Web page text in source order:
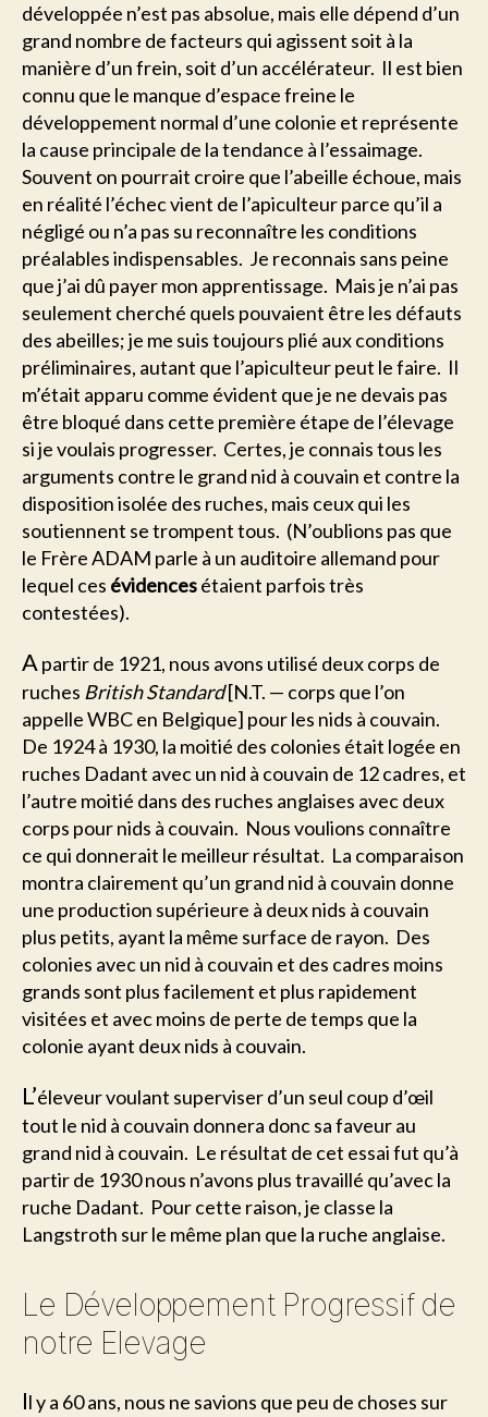
développée n’est pas absolue, mais elle dépend d’un
grand nombre de facteurs qui agissent soit à la
manière d’un frein, soit d’un accélérateur. Il est bien
connu que le manque d’espace freine le
développement normal d’une colonie et représente
la cause principale de la tendance à l’essaimage.
Souvent on pourrait croire que l’abeille échoue, mais
en réalité l’échec vient de l’apiculteur parce qu’il a
négligé ou n’a pas su reconnaître les conditions
préalables indispensables. Je reconnais sans peine
que j’ai dû payer mon apprentissage. Mais je n’ai pas
seulement cherché quels pouvaient être les défauts
des abeilles; je me suis toujours plié aux conditions
préliminaires, autant que l’apiculteur peut le faire. Il
m’était apparu comme évident que je ne devais pas
être bloqué dans cette première étape de l’élevage
si je voulais progresser. Certes, je connais tous les
arguments contre le grand nid à couvain et contre la
disposition isolée des ruches, mais ceux qui les
soutiennent se trompent tous. (N’oublions pas que
le Frère ADAM parle à un auditoire allemand pour
lequel ces évidencesétaient parfois très
contestées).
A partir de 1921, nous avons utilisé deux corps de
ruches British Standard[N.T. — corps que l’on
appelle WBC en Belgique] pour les nids à couvain.
De 1924 à 1930, la moitié des colonies était logée en
ruches Dadant avec un nid à couvain de 12 cadres, et
l’autre moitié dans des ruches anglaises avec deux
corps pour nids à couvain. Nous voulions connaître
ce qui donnerait le meilleur résultat. La comparaison
montra clairement qu’un grand nid à couvain donne
une production supérieure à deux nids à couvain
plus petits, ayant la même surface de rayon. Des
colonies avec un nid à couvain et des cadres moins
grands sont plus facilement et plus rapidement
visitées et avec moins de perte de temps que la
colonie ayant deux nids à couvain.
L’éleveur voulant superviser d’un seul coup d’œil
tout le nid à couvain donnera donc sa faveur au
grand nid à couvain. Le résultat de cet essai fut qu’à
partir de 1930 nous n’avons plus travaillé qu’avec la
ruche Dadant. Pour cette raison, je classe la
Langstroth sur le même plan que la ruche anglaise.
Le Développement Progressif de
notre Elevage
Il y a 60 ans, nous ne savions que peu de choses sur